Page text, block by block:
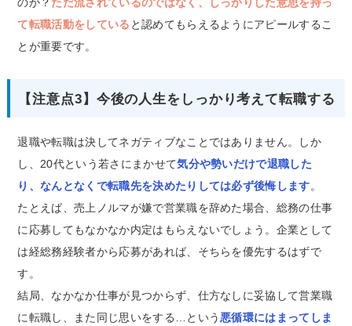
のか？ ただ流されているのではなく、しっかりした意思を持っ
て転職活動をしている と認めてもらえるようにアピールするこ
とが重要です。
【注意点3】今後の人生をしっかり考えて転職する
退職や転職は決してネガティブなことではありません。しか
し、20代という若さにまかせて気分や勢いだけで退職した
り、なんとなくで転職先を決めたりしては必ず後悔します。
たとえば、売上ノルマが嫌で営業職を辞めた場合、総務の仕事
に応募してもなかなか内定はもらえないでしょう。企業として
は経総務経験者から応募があれば、そちらを優先するはずで
す。
結局、なかなか仕事が見つからず、仕方なしに妥協して営業職
に転職し、また同じ思いをする…という悪循環にはまってしま